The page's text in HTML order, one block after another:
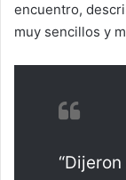
encuentro,
muy sencillos y